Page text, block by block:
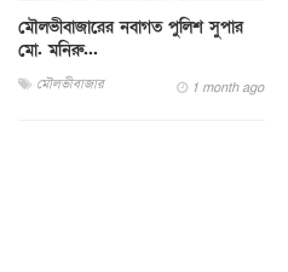
মৌলভীবাজারের নবাগত পুলিশ সুপার
মো. মনিরু...
মৌলভীবাজার 1 month ago